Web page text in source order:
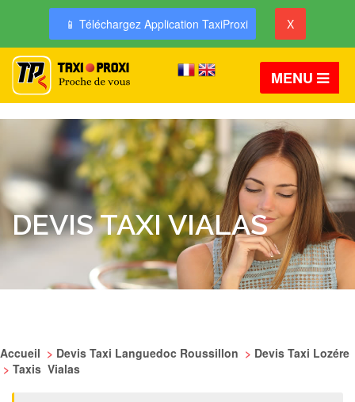
📱 Téléchargez Application TaxiProxi X
MENU
DEVIS TAXI VIALAS
Accueil > Devis Taxi Languedoc Roussillon > Devis Taxi Lozére
> Taxis Vialas